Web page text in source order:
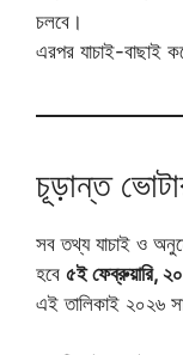
চলবে।
এরপর যাচাই-বাছাই
চূড়ান্ত
সব তথ্য যাচাই ও
হবে ৫ই ফেব্রুয়ারি,
এই তালিকাই ২০২৬